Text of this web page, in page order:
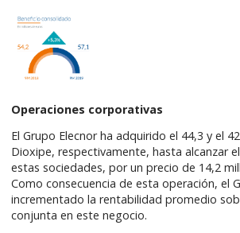
Operaciones corporativas
El Grupo Elecnor ha adquirido el 44,3 y el
Dioxipe, respectivamente, hasta alcanzar
estas sociedades, por un precio de 14,2
Como consecuencia de esta operación, el
incrementado la rentabilidad promedio
conjunta en este negocio.